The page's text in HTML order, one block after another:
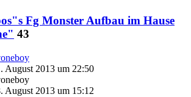
Fg Monster Aufbau im Hause
43
August 2013 um 22:50
August 2013 um 15:12